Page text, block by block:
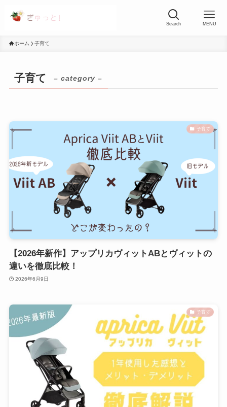
Search MENU
ホーム 子育て
子育て – category –
子育て
【2026年新作】アップリカヴィットABとヴィットの
違いを徹底比較！
2026年6月9日
子育て